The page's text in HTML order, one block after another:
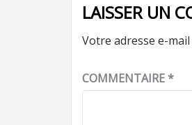
LAISSER UN
Votre adresse e-
COMMENTAIRE*